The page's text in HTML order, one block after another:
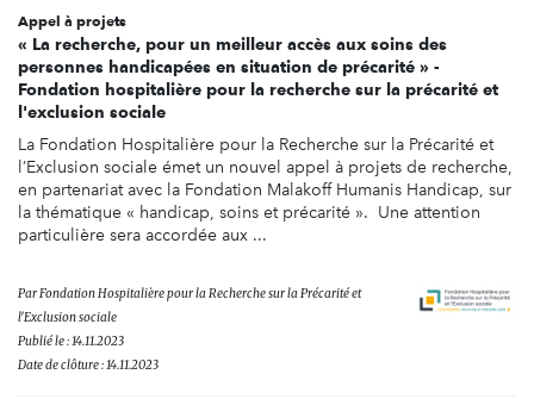
Appel à projets
« La recherche, pour un meilleur accès aux soins des
personnes handicapées en situation de précarité » -
Fondation hospitalière pour la recherche sur la précarité et
l'exclusion sociale
La Fondation Hospitalière pour la Recherche sur la Précarité et
l’Exclusion sociale émet un nouvel appel à projets de recherche,
en partenariat avec la Fondation Malakoff Humanis Handicap, sur
la thématique « handicap, soins et précarité ». Une attention
particulière sera accordée aux ...
ParFondation Hospitalière pour la Recherche sur la Précarité et
l'Exclusion sociale
Publié le : 14.11.2023
Date de clôture : 14.11.2023